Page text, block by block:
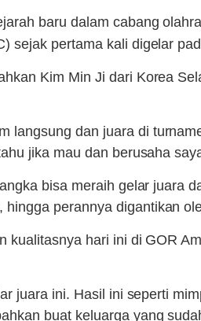
baru dalam cabang
sejak pertama kali digelar
Kim Min Ji dari Korea
langsung dan juara di
jika mau dan berusaha
bisa meraih gelar juara
perannya digantikan
kualitasnya hari ini di GOR
juara ini. Hasil ini seperti
buat keluarga yang